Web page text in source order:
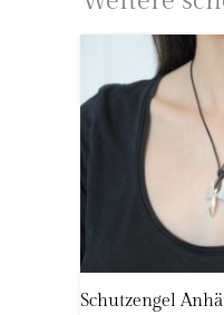
Edition
69118
Deutschland
E-Mail:
Schutzengel